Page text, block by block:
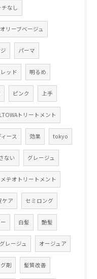
なし
オリーブベージュ
パーマ
レッド 明るめ
ピンク 上手
トリートメント
ィース 効果 tokyo
ない グレージュ
メテオトリートメント
ケア セミロング
白髪 艶髪
レージュ オージュア
剤 髪質改善